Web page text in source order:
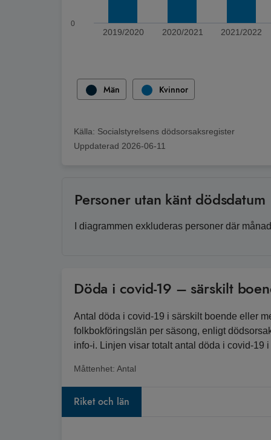
0
2019/2020 2020/2021 2021/2022
Män Kvinnor
Källa: Socialstyrelsens dödsorsaksregister
Uppdaterad 2026-06-11
Personer utan känt dödsdatum
I diagrammen exkluderas personer där
Döda i covid-19 – särskilt
Antal döda i covid-19 i särskilt boende eller
folkbokföringslän per säsong, enligt
info-i. Linjen visar totalt antal döda i covid-19
Måttenhet: Antal
Riket och län